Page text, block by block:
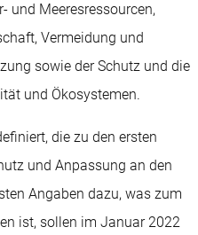
und Meeresressourcen,
Vermeidung und
sowie der Schutz und die
und Ökosystemen.
die zu den ersten
und Anpassung an den
Angaben dazu, was zum
ist, sollen im Januar 2022